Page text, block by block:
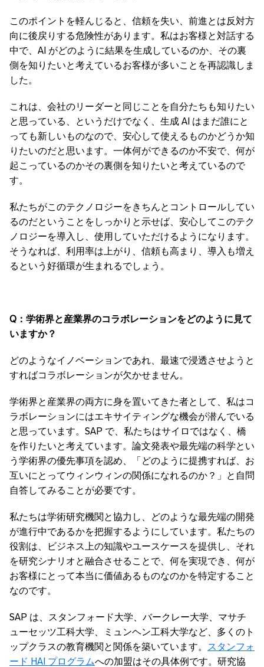
このポイントを軽んじると、信頼を失い、前進とは反対方
向に後戻りする危険性があります。私はお客様と対話する
中で、AI がどのように結果を生成しているのか、その裏
側を知りたいと考えているお客様が多いことを再認識しま
した。
これは、会社のリーダーと同じことを自分たちも知りたい
と思っている、というだけでなく、生成 AI はまだ誰にと
っても新しいものなので、安心して使えるものかどうか知
りたいのだと思います。一体何ができるのか不安で、何が
起こっているのかその裏側を知りたいと考えているので
す。
私たちがこのテクノロジーをきちんとコントロールしてい
るのだということをしっかりと示せば、安心してこのテク
ノロジーを導入し、使用していただけるようになります。
そうなれば、利用率は上がり、信頼も高まり、導入も増え
るという好循環が生まれるでしょう。
Q：学術界と産業界のコラボレーションをどのように見て
いますか？
どのようなイノベーションであれ、最速で浸透させようと
すればコラボレーションが欠かせません。
学術界と産業界の両方に身を置いてきた者として、私はコ
ラボレーションにはエキサイティングな機会が潜んでいる
と思っています。SAP で、私たちはサイロではなく、橋
を作りたいと考えています。論文発表や最先端の科学とい
う学術界の優先事項を認め、「どのように提携すれば、お
互いにとってウィンウィンの関係になれるのか？」と自問
自答してみることが必要です。
私たちは学術研究機関と協力し、どのような最先端の開発
が進行中であるかを把握するようにしています。私たちの
役割は、ビジネス上の知識やユースケースを提供し、それ
を研究シナリオと融合させることで、何を実現でき、何が
お客様にとって本当に価値あるものなのかを特定すること
なのです。
SAP は、スタンフォード大学、バークレー大学、マサチ
ューセッツ工科大学、ミュンヘン工科大学など、多くのト
ップクラスの教育機関と関係を築いています。
スタンフォ
ード HAI プログラムへの加盟はその具体例です。研究協